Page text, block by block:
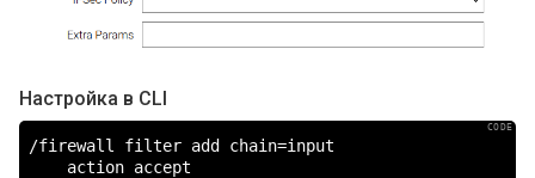
Настройка в CLI
/firewall filter add chain=input
    action accept